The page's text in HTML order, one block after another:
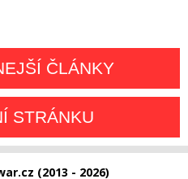
ČLÁNKY
STRÁNKU
(2013 - 2026)